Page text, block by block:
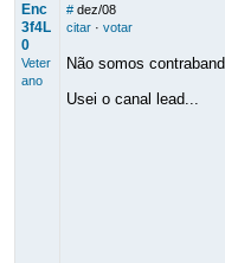
Enc
3f4L
0
Veter
ano
# dez/08
citar· votar
Não somos
Usei o canal lead...